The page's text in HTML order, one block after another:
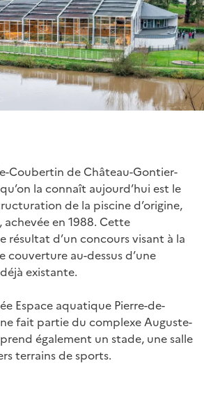
Coubertin de Château-Gontier-
la connaît aujourd’hui est le
de la piscine d’origine,
achevée en 1988. Cette
résultat d’un concours visant à la
couverture au-dessus d’une
existante.
Espace aquatique Pierre-de-
fait partie du complexe Auguste-
également un stade, une salle
terrains de sports.